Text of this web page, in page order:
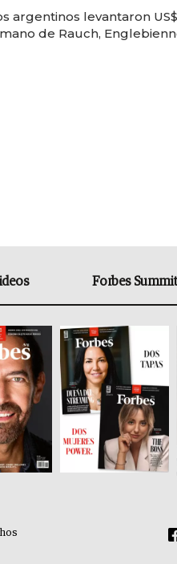
argentinos levantaron
de Rauch,
Forbes Summit